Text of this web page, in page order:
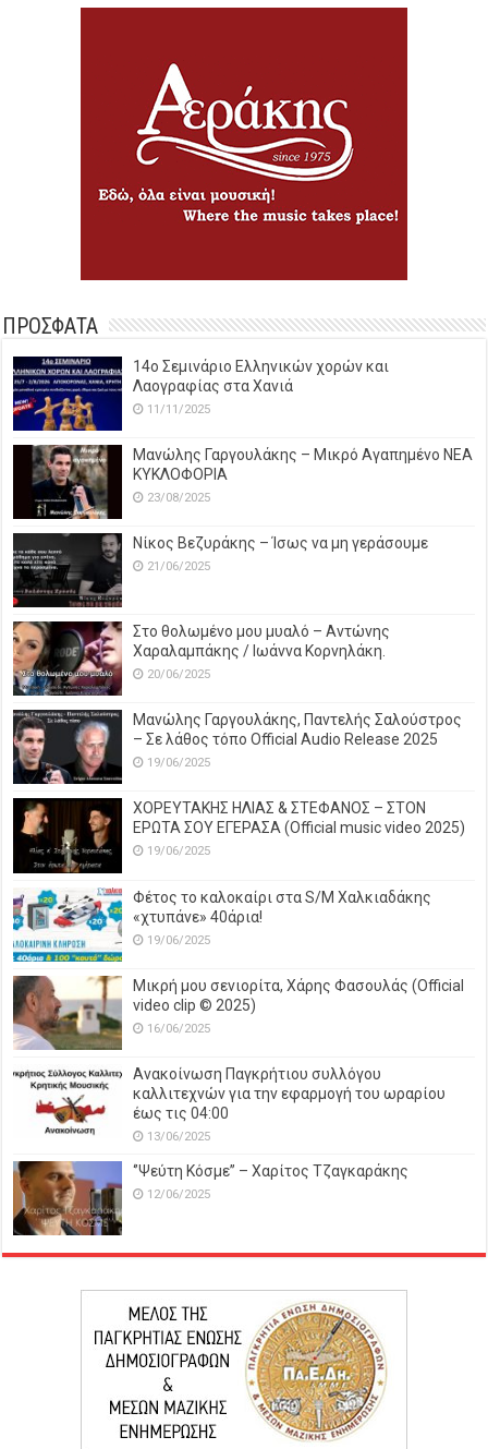
ΠΡΟΣΦΑΤΑ
14o Σεμινάριο Ελληνικών χορών και
Λαογραφίας στα Χανιά
11/11/2025
Μανώλης Γαργουλάκης – Μικρό Αγαπημένο NEΑ
ΚΥΚΛΟΦΟΡΙΑ
23/08/2025
Νίκος Βεζυράκης – Ίσως να μη γεράσουμε
21/06/2025
Στο θολωμένο μου μυαλό – Αντώνης
Χαραλαμπάκης / Ιωάννα Κορνηλάκη.
20/06/2025
Μανώλης Γαργουλάκης, Παντελής Σαλούστρος
– Σε λάθος τόπο Official Audio Release 2025
19/06/2025
ΧΟΡΕΥΤΑΚΗΣ ΗΛΙΑΣ & ΣΤΕΦΑΝΟΣ – ΣΤΟΝ
ΕΡΩΤΑ ΣΟΥ ΕΓΕΡΑΣΑ (Official music video 2025)
19/06/2025
Φέτος το καλοκαίρι στα S/M Χαλκιαδάκης
«χτυπάνε» 40άρια!
19/06/2025
Μικρή μου σενιορίτα, Χάρης Φασουλάς (Official
video clip © 2025)
16/06/2025
Ανακοίνωση Παγκρήτιου συλλόγου
καλλιτεχνών για την εφαρμογή του ωραρίου
έως τις 04:00
13/06/2025
‘’Ψεύτη Κόσμε’’ – Χαρίτος Τζαγκαράκης
12/06/2025